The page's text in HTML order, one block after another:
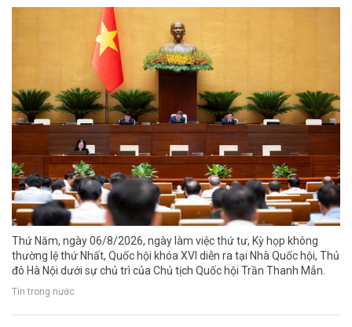
Thứ Năm, ngày 06/8/2026, ngày làm việc thứ tư, Kỳ họp không
thường lệ thứ Nhất, Quốc hội khóa XVI diễn ra tại Nhà Quốc hội, Thủ
đô Hà Nội dưới sự chủ trì của Chủ tịch Quốc hội Trần Thanh Mẫn.
Tin trong nước